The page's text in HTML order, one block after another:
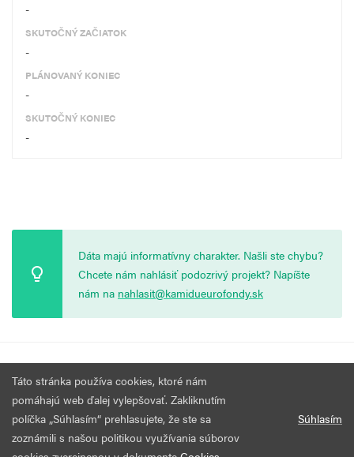
-
SKUTOČNÝ ZAČIATOK
-
PLÁNOVANÝ KONIEC
-
SKUTOČNÝ KONIEC
-
Dáta majú informatívny charakter. Našli ste chybu?
Chcete nám nahlásiť podozrivý projekt? Napíšte
nám na nahlasit@kamidueurofondy.sk
Všetky práva vyhradené.
Táto stránka používa cookies, ktoré nám
pomáhajú web ďalej vylepšovať. Zakliknutím
políčka „Súhlasím“ prehlasujete, že ste sa
zoznámili s našou politikou využívania súborov
Súhlasím